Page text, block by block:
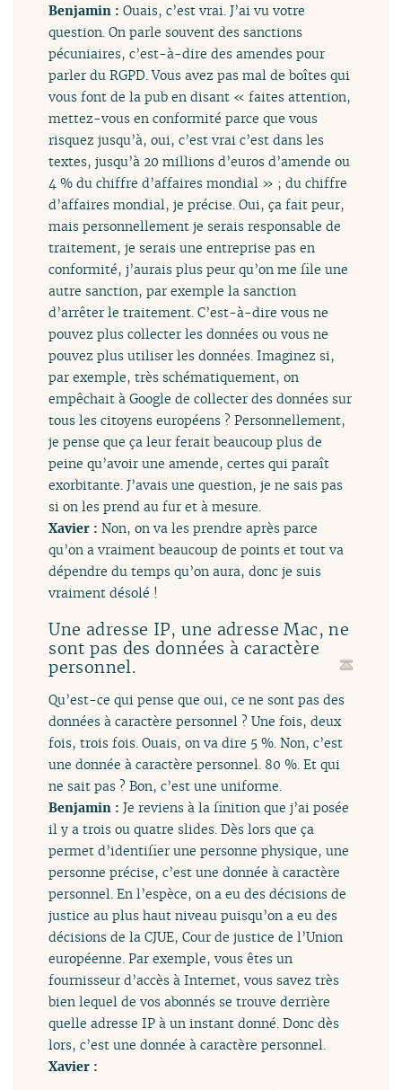
Benjamin :Ouais, c’est vrai. J’ai vu votre
question. On parle souvent des sanctions
pécuniaires, c’est-à-dire des amendes pour
parler du RGPD. Vous avez pas mal de boîtes qui
vous font de la pub en disant « faites attention,
mettez-vous en conformité parce que vous
risquez jusqu’à, oui, c’est vrai c’est dans les
textes, jusqu’à 20 millions d’euros d’amende ou
4 % du chiffre d’affaires mondial » ; du chiffre
d’affaires mondial, je précise. Oui, ça fait peur,
mais personnellement je serais responsable de
traitement, je serais une entreprise pas en
conformité, j’aurais plus peur qu’on me file une
autre sanction, par exemple la sanction
d’arrêter le traitement. C’est-à-dire vous ne
pouvez plus collecter les données ou vous ne
pouvez plus utiliser les données. Imaginez si,
par exemple, très schématiquement, on
empêchait à Google de collecter des données sur
tous les citoyens européens ? Personnellement,
je pense que ça leur ferait beaucoup plus de
peine qu’avoir une amende, certes qui paraît
exorbitante. J’avais une question, je ne sais pas
si on les prend au fur et à mesure.
Xavier :Non, on va les prendre après parce
qu’on a vraiment beaucoup de points et tout va
dépendre du temps qu’on aura, donc je suis
vraiment désolé !
Une adresse IP, une adresse Mac, ne
sont pas des données à caractère
personnel.
Qu’est-ce qui pense que oui, ce ne sont pas des
données à caractère personnel ? Une fois, deux
fois, trois fois. Ouais, on va dire 5 %. Non, c’est
une donnée à caractère personnel. 80 %. Et qui
ne sait pas ? Bon, c’est une uniforme.
Benjamin :Je reviens à la finition que j’ai posée
il y a trois ou quatre slides. Dès lors que ça
permet d’identifier une personne physique, une
personne précise, c’est une donnée à caractère
personnel. En l’espèce, on a eu des décisions de
justice au plus haut niveau puisqu’on a eu des
décisions de la CJUE, Cour de justice de l’Union
européenne. Par exemple, vous êtes un
fournisseur d’accès à Internet, vous savez très
bien lequel de vos abonnés se trouve derrière
quelle adresse IP à un instant donné. Donc dès
lors, c’est une donnée à caractère personnel.
Xavier :